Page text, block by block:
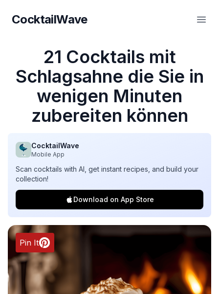
CocktailWave
CocktailWave
21 Cocktails mit
Schlagsahne die Sie in
wenigen Minuten
zubereiten können
CocktailWave
Mobile App
Scan cocktails with AI, get instant recipes, and build your
collection!
Download on App Store
Pin It